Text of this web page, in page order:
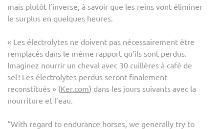
mais plutôt l’inverse, à savoir que les reins vont éliminer
le surplus en quelques heures.
« Les électrolytes ne doivent pas nécessairement être
remplacés dans le même rapport qu’ils sont perdus.
Imaginez nourrir un cheval avec 30 cuillères à café de
sel ! Les électrolytes perdus seront finalement
reconstitués » (Ker.com) dans les jours suivants avec la
nourriture et l’eau.
“With regard to endurance horses, we generally try to